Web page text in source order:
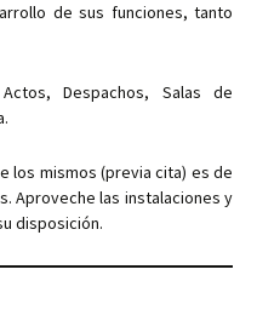
de sus funciones, tanto
Despachos, Salas de
los mismos (previa cita) es de
Aproveche las instalaciones y
disposición.